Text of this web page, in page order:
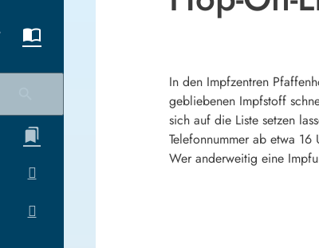
In den Impfzentren
gebliebenen Impfstoff
sich auf die Liste setzen
Telefonnummer ab etwa
Wer anderweitig eine